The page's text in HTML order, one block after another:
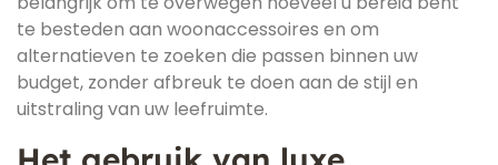
te besteden aan woonaccessoires en om
alternatieven te zoeken die passen binnen uw
budget, zonder afbreuk te doen aan de stijl en
uitstraling van uw leefruimte.